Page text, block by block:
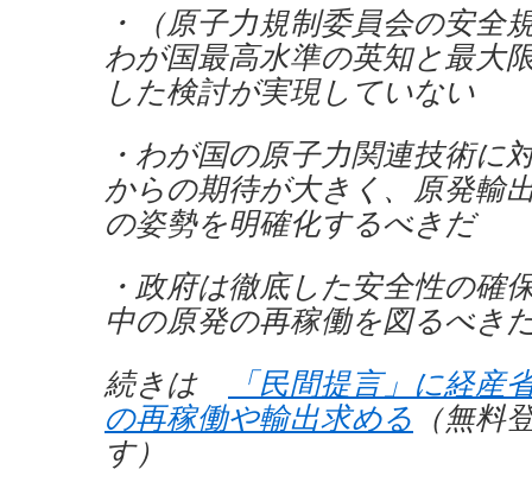
・（原子力規制委員会の安全
わが国最高水準の英知と最大
した検討が実現していない
・わが国の原子力関連技術に
からの期待が大きく、原発輸
の姿勢を明確化するべきだ
・政府は徹底した安全性の確
中の原発の再稼働を図るべき
続きは
「民間提言」に経
の再稼働や輸出求める （無料
す）